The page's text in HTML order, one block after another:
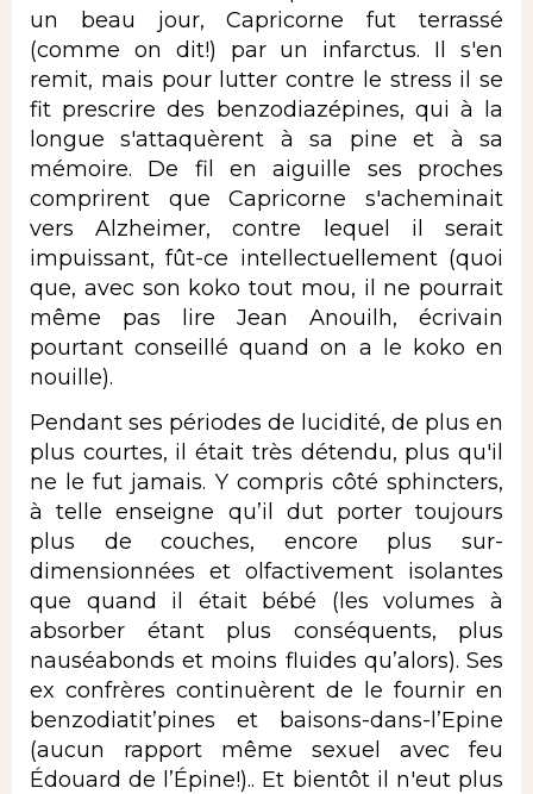
un beau jour, Capricorne fut terrassé
(comme on dit!) par un infarctus. Il s'en
remit, mais pour lutter contre le stress il se
fit prescrire des benzodiazépines, qui à la
longue s'attaquèrent à sa pine et à sa
mémoire. De fil en aiguille ses proches
comprirent que Capricorne s'acheminait
vers Alzheimer, contre lequel il serait
impuissant, fût-ce intellectuellement (quoi
que, avec son koko tout mou, il ne pourrait
même pas lire Jean Anouilh, écrivain
pourtant conseillé quand on a le koko en
nouille).
Pendant ses périodes de lucidité, de plus en
plus courtes, il était très détendu, plus qu'il
ne le fut jamais. Y compris côté sphincters,
à telle enseigne qu’il dut porter toujours
plus de couches, encore plus sur-
dimensionnées et olfactivement isolantes
que quand il était bébé (les volumes à
absorber étant plus conséquents, plus
nauséabonds et moins fluides qu’alors). Ses
ex confrères continuèrent de le fournir en
benzodiatit’pines et baisons-dans-l’Epine
(aucun rapport même sexuel avec feu
Édouard de l’Épine!).. Et bientôt il n'eut plus